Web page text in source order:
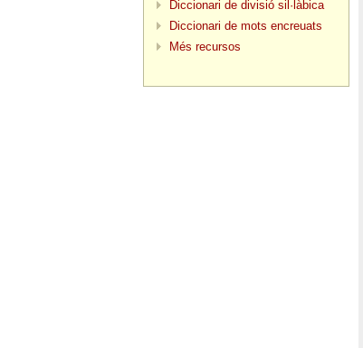
Diccionari de divisió sil·làbica
Diccionari de mots encreuats
Més recursos